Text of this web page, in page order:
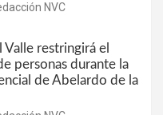
NVC
restringirá el
personas durante la
de Abelardo de la